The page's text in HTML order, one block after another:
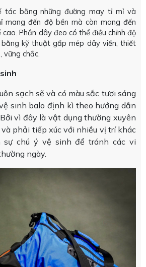
tác bằng những đường may tỉ mỉ và
mang đến độ bền mà còn mang đến
Phần dây đeo có thể điều chỉnh độ
kỹ thuật gấp mép dây viền, thiết
vững chắc.
sạch sẽ và có màu sắc tươi sáng
sinh balo định kì theo hướng dẫn
vì đây là vật dụng thường xuyên
phải tiếp xúc với nhiều vị trí khác
sự chú ý vệ sinh để tránh các vi
ngày.